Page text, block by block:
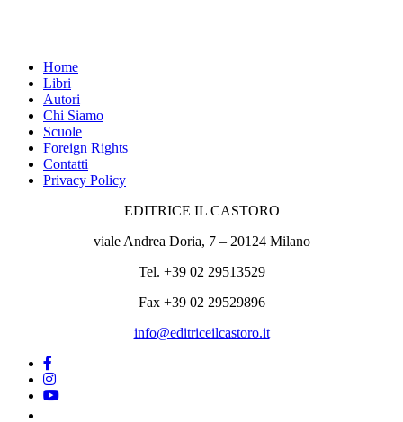
Home
Libri
Autori
Chi Siamo
Scuole
Foreign Rights
Contatti
Privacy Policy
EDITRICE IL CASTORO
viale Andrea Doria, 7 – 20124 Milano
Tel. +39 02 29513529
Fax +39 02 29529896
info@editriceilcastoro.it